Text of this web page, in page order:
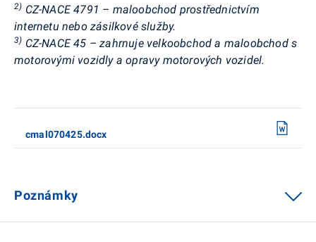
2) CZ-NACE 4791 – maloobchod prostřednictvím
internetu nebo zásilkové služby.
3) CZ-NACE 45 – zahrnuje velkoobchod a maloobchod s
motorovými vozidly a opravy motorových vozidel.
cmal070425.docx
Poznámky